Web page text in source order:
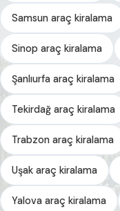
Samsun araç kiralama
Sinop araç kiralama
Şanlıurfa araç kiralama
Tekirdağ araç kiralama
Trabzon araç kiralama
Uşak araç kiralama
Yalova araç kiralama